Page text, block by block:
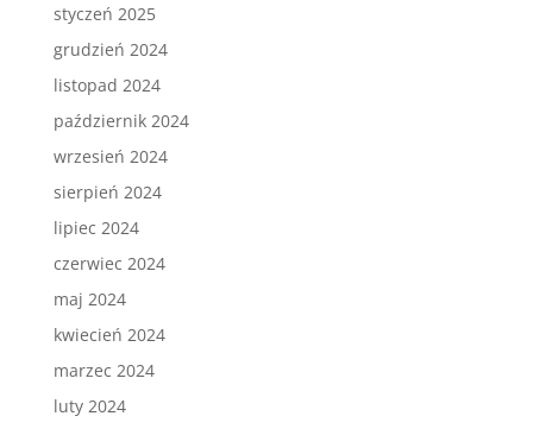
styczeń 2025
grudzień 2024
listopad 2024
październik 2024
wrzesień 2024
sierpień 2024
lipiec 2024
czerwiec 2024
maj 2024
kwiecień 2024
marzec 2024
luty 2024